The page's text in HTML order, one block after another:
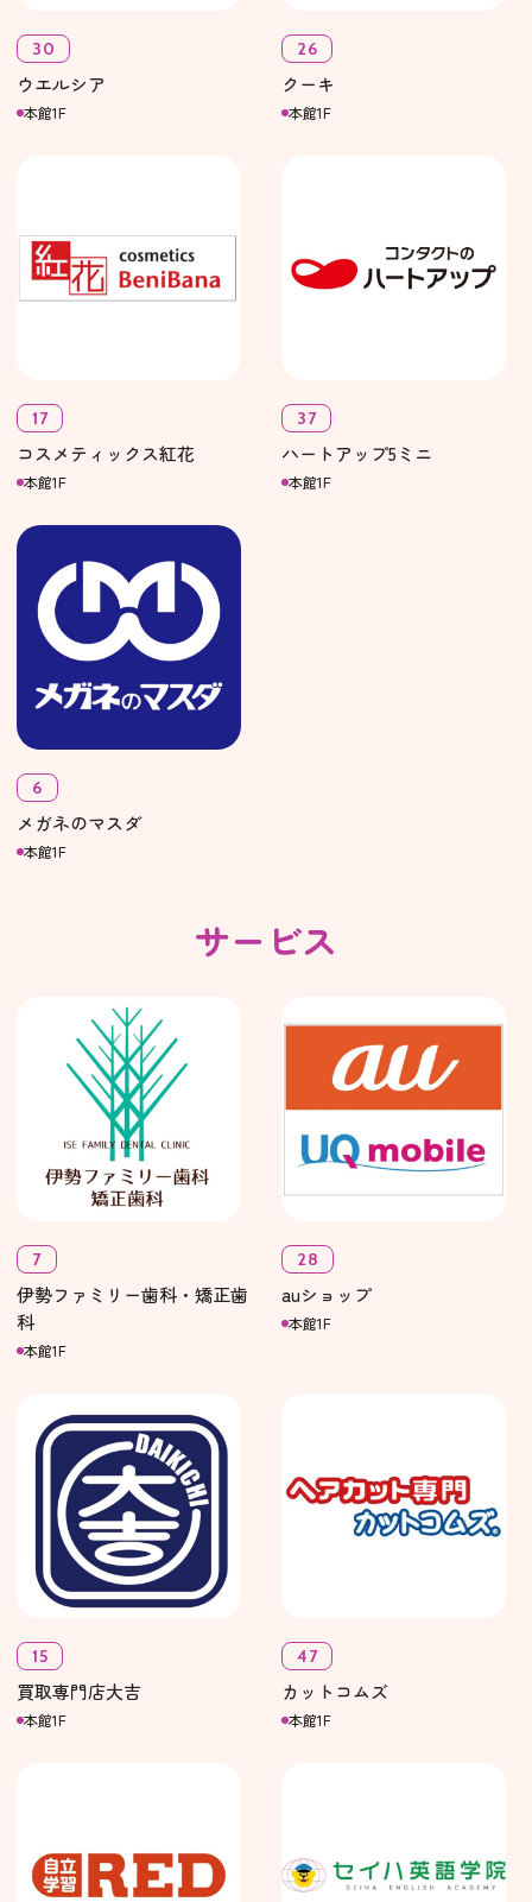
30
ウエルシア
本館1F
26
クーキ
本館1F
17
コスメティックス紅花
本館1F
37
ハートアップ5ミニ
本館1F
6
メガネのマスダ
本館1F
サービス
7
伊勢ファミリー歯科・矯正歯
科
本館1F
28
auショップ
本館1F
15
買取専門店大吉
本館1F
47
カットコムズ
本館1F